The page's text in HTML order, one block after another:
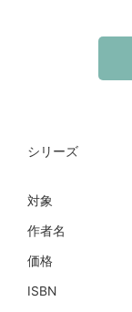
シリーズ
対象
作者名
価格
ISBN